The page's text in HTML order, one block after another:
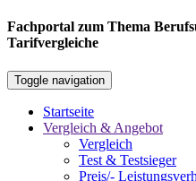
Fachportal zum Thema
Tarifvergleiche
Toggle navigation
Startseite
Vergleich & Angebot
Vergleich
Test & Testsieger
Preis/-